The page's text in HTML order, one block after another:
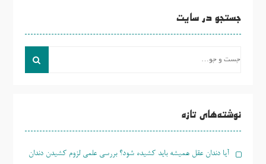
جستجو در سایت
نوشته‌های تازه
آیا دندان عقل همیشه باید کشیده شود؟ بررسی علمی لزوم کشیدن دندان